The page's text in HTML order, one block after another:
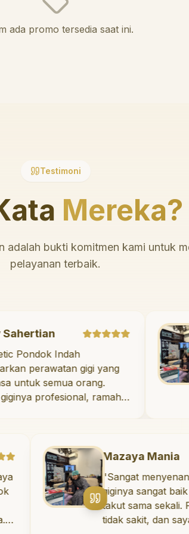
ada promo tersedia saat ini.
Testimoni
Mereka?
adalah bukti komitmen kami untuk
pelayanan terbaik.
Debby Sahertian
" Aesthetic Pondok Indah
menawarkan perawatan gigi yang
luar biasa untuk semua orang.
Dokter giginya profesional, ramah,
Klinik ini terletak di daerah yang
strategis, sehingga nyaman untuk
dikunjungi. Sangat
direkomendasikan untuk perawatan
gigi yang nyaman dan berkualitas!"
Mazaya Mania
"Sangat menyenangkan!
giginya sangat baik dan
takut sama sekali.
tidak sakit, dan saya bisa